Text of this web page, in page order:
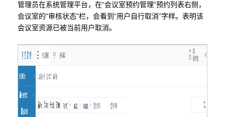
管理员在系统管理平台，在“会议室预约管理”预约列表右侧，
会议室的“审核状态”栏，会看到“用户自行取消”字样。表明该
会议室资源已被当前用户取消。